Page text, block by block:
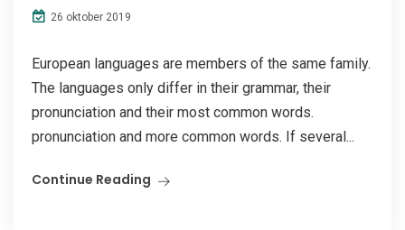
26 oktober 2019
European languages are members of the same family.
The languages only differ in their grammar, their
pronunciation and their most common words.
pronunciation and more common words. If several...
Continue Reading